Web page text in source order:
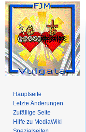
Hauptseite
Letzte Änderungen
Zufällige Seite
Hilfe zu MediaWiki